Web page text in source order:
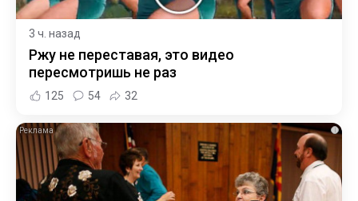
3 ч. назад
Ржу не переставая, это видео
пересмотришь не раз
125 54 32
i